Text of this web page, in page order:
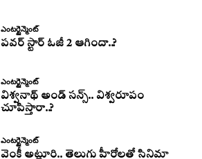
ఎంటర్టైన్మెంట్
పవర్ స్టార్ ఓజీ 2 ఆగిందా..?
ఎంటర్టైన్మెంట్
విశ్వనాథ్ అండ్ సన్స్.. విశ్వరూపం
చూపిస్తారా..?
ఎంటర్టైన్మెంట్
వెంకీ అట్లూరి.. తెలుగు హీరోలతో సినిమా